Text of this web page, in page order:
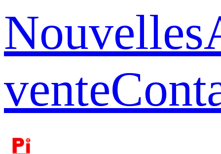
Nouvelles
vente